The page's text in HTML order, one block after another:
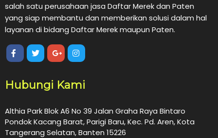
salah satu perusahaan jasa Daftar Merek dan Paten
yang siap membantu dan memberikan solusi dalam hal
layanan di bidang Daftar Merek maupun Paten.
Hubungi Kami
Althia Park Blok A6 No 39 Jalan Graha Raya Bintaro
Pondok Kacang Barat, Parigi Baru, Kec. Pd. Aren, Kota
Tangerang Selatan, Banten 15226